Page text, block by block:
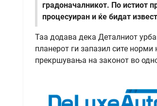
градоначалникот. По истиот
процесуиран и ќе бидат
Таа додава дека Деталниот
планерот ги запазил сите
прекршувања на законот во